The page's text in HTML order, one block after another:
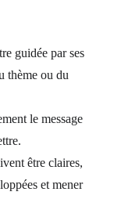
guidée par ses
thème ou du
le message
être claires,
et mener